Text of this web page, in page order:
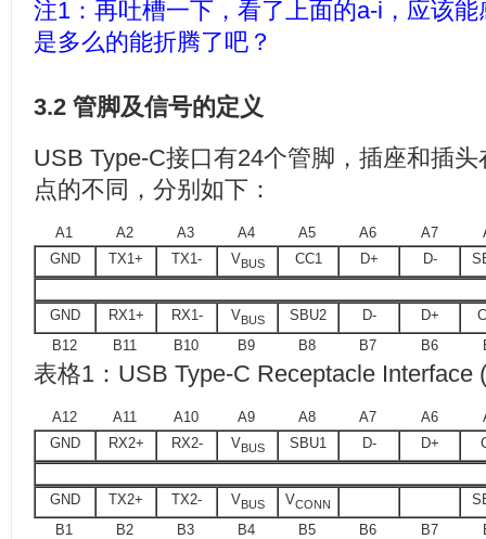
注1：再吐槽一下，看了上面的a-i，应该
是多么的能折腾了吧？
3.2 管脚及信号的定义
USB Type-C接口有24个管脚，插座和插
点的不同，分别如下：
A1 A2 A3 A4 A5 A6 A7
GND
TX1+ TX1- VBUS CC1 D+ D-
GND RX1+ RX1- VBUS SBU2 D- D+
B12
B11 B10 B9 B8 B7 B6
表格1：USB Type-C Receptacle Interface
A12 A11 A10 A9 A8 A7 A6
GND
RX2+ RX2- VBUS SBU1 D- D+
GND TX2+ TX2- VBUS VCONN
B1
B2 B3 B4 B5 B6 B7